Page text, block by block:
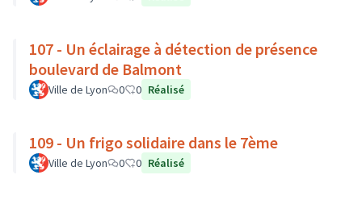
107 - Un éclairage à détection de présence
boulevard de Balmont
Ville de Lyon 0 0 Réalisé
109 - Un frigo solidaire dans le 7ème
Ville de Lyon 0 0 Réalisé